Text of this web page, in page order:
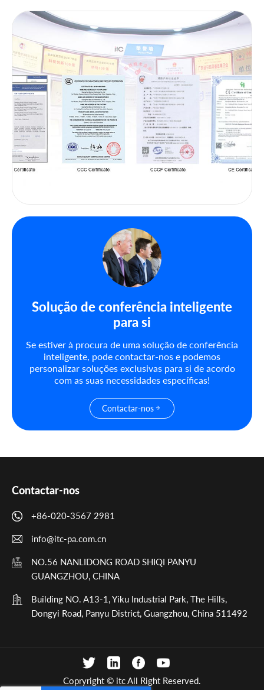
Solução de conferência inteligente
para si
Se estiver à procura de uma solução de conferência
inteligente, pode contactar-nos e podemos
personalizar soluções exclusivas para si de acordo
com as suas necessidades específicas!
Contactar-nos
Contactar-nos
+86-020-3567 2981
info@itc-pa.com.cn
NO.56 NANLIDONG ROAD SHIQI PANYU
GUANGZHOU, CHINA
Building NO. A13-1, Yiku Industrial Park, The Hills,
Dongyi Road, Panyu District, Guangzhou, China 511492
Copryright © itc All Right Reserved.